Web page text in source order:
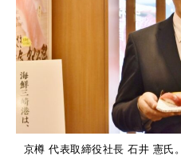
京樽 代表取締役社長 石井 憲氏。